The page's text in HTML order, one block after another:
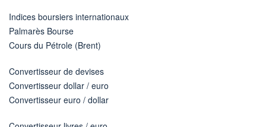
Indices boursiers internationaux
Palmarès Bourse
Cours du Pétrole (Brent)
Convertisseur de devises
Convertisseur dollar / euro
Convertisseur euro / dollar